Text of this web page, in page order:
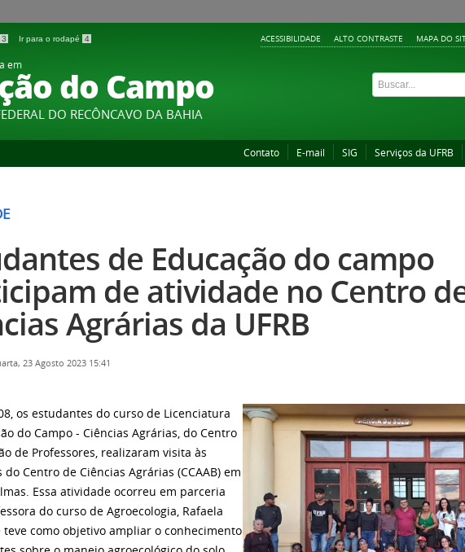
3 Ir para o rodapé 4 ACESSIBILIDADE ALTO CONTRASTE MAPA DO
em do Campo
DO RECÔNCAVO DA BAHIA
Contato E-mail SIG Serviços da UFRB
de Educação do campo
de atividade no Centro
Agrárias da UFRB
23 Agosto 2023 15:41
os estudantes do curso de Licenciatura
do Campo - Ciências Agrárias, do Centro
de Professores, realizaram visita às
do Centro de Ciências Agrárias (CCAAB) em
Essa atividade ocorreu em parceria
do curso de Agroecologia, Rafaela
teve como objetivo ampliar o conhecimento